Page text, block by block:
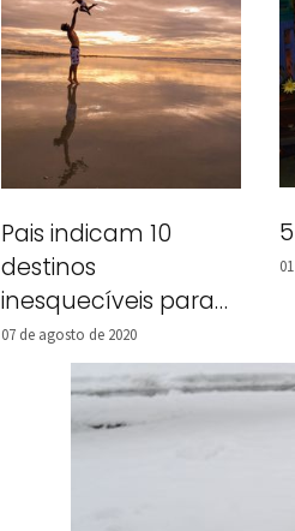
Pais indicam 10
destinos
inesquecíveis para
viagem em família!
07 de agosto de 2020